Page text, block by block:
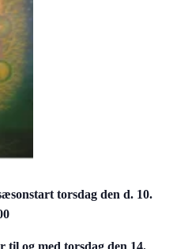
torsdag den d. 10.